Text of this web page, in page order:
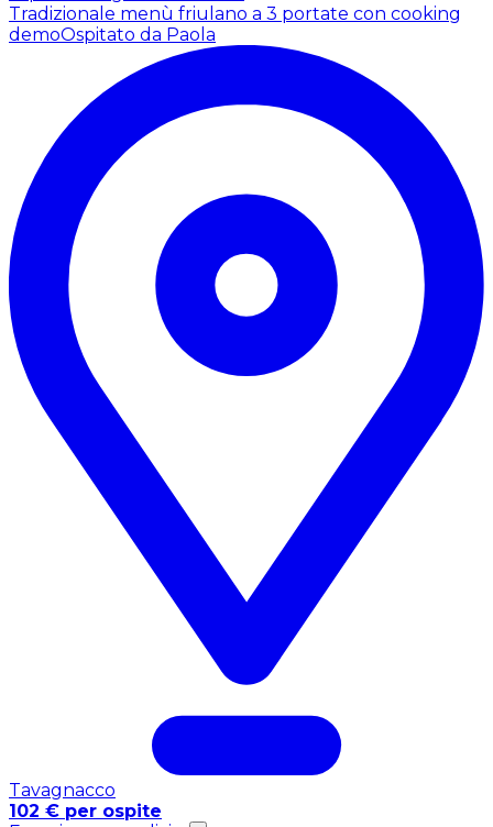
Tradizionale menù friulano a 3 portate con cooking
demoOspitato da Paola
Tavagnacco
102 € per ospite